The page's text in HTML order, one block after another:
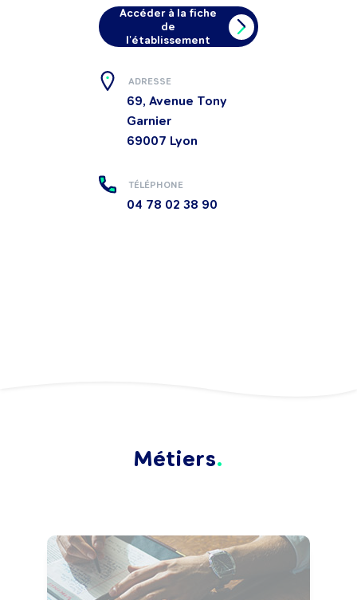
Accéder à la fiche
de
l'établissement
ADRESSE
69, Avenue Tony
Garnier
69007 Lyon
TÉLÉPHONE
04 78 02 38 90
Métiers